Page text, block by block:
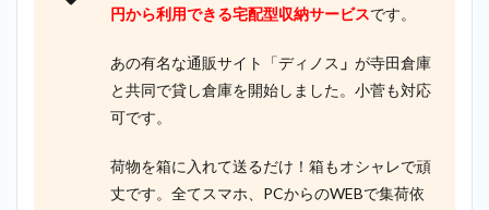
円から利用できる宅配型収納サービスです。
あの有名な通販サイト「ディノス 」 が寺田倉庫
と共同で貸し倉庫を開始しました。小菅も対応
可です。
荷物を箱に入れて送るだけ！箱もオシャレで頑
丈です。全てスマホ、PCからのWEBで集荷依